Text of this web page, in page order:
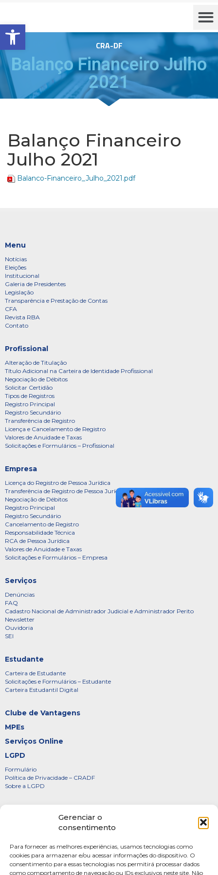
Barra de Ferramentas Aberta
Gerenciar o
consentimento
Para fornecer as melhores experiências, usamos tecnologias como
cookies para armazenar e/ou acessar informações do dispositivo. O
consentimento para essas tecnologias nos permitirá processar dados
como comportamento de navegação ou IDs exclusivos neste site. Não
CRA-DF
Balanço Financeiro Julho
2021
Balanço Financeiro
Julho 2021
Balanco-Financeiro_Julho_2021.pdf
Menu
Notícias
Eleições
Institucional
Galeria de Presidentes
Legislação
Transparência e Prestação de Contas
CFA
Revista RBA
Contato
Profissional
Alteração de Titulação
Título Adicional na Carteira de Identidade Profissional
Negociação de Débitos
Solicitar Certidão
Tipos de Registros
Registro Principal
Registro Secundário
Transferência de Registro
Licença e Cancelamento de Registro
Valores de Anuidade e Taxas
Solicitações e Formulários – Profissional
Empresa
Licença do Registro de Pessoa Jurídica
Transferência de Registro de Pessoa Jurídica
Negociação de Débitos
Registro Principal
Registro Secundário
Cancelamento de Registro
Responsabilidade Técnica
RCA de Pessoa Jurídica
Valores de Anuidade e Taxas
Solicitações e Formulários – Empresa
Serviços
Denúncias
FAQ
Cadastro Nacional de Administrador Judicial e Administrador Perito
Newsletter
Ouvidoria
SEI
Estudante
Carteira de Estudante
Solicitações e Formulários – Estudante
Carteira Estudantil Digital
Clube de Vantagens
MPEs
Serviços Online
LGPD
Formulário
Política de Privacidade – CRADF
Sobre a LGPD
Diretoria
FOTOS